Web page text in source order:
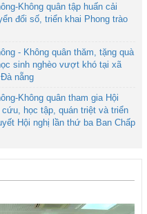
Không quân tập huấn cải
đổi số, triển khai Phong trào
- Không quân thăm, tặng quà
sinh nghèo vượt khó tại xã
nẵng
Không quân tham gia Hội
cứu, học tập, quán triệt và triển
Hội nghị lần thứ ba Ban Chấp